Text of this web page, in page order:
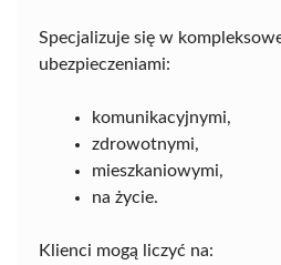
Specjalizuje się w
ubezpieczeniami:
komunikacyjnymi,
zdrowotnymi,
mieszkaniowymi,
na życie.
Klienci mogą liczyć na: